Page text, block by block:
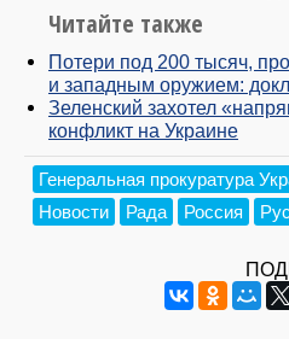
Читайте также
Потери под 200 тысяч,
и западным оружием:
Зеленский захотел
конфликт на Украине
Генеральная прокуратура
Новости
Рада Россия